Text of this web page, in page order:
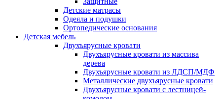
Детские матрасы
Одеяла и подушки
Ортопедические основания
Детская мебель
Двухъярусные кровати
Двухъярусные кровати из массива
дерева
Двухъярусные кровати из ЛДСП/МДФ
Металлические двухъярусные кровати
Двухъярусные кровати с лестницей-